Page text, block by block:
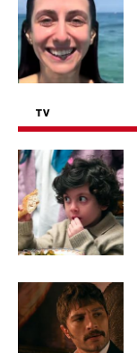
TV